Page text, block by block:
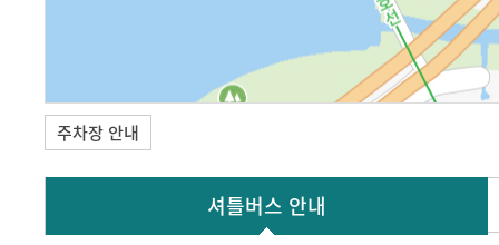
주차장 안내
셔틀버스 안내